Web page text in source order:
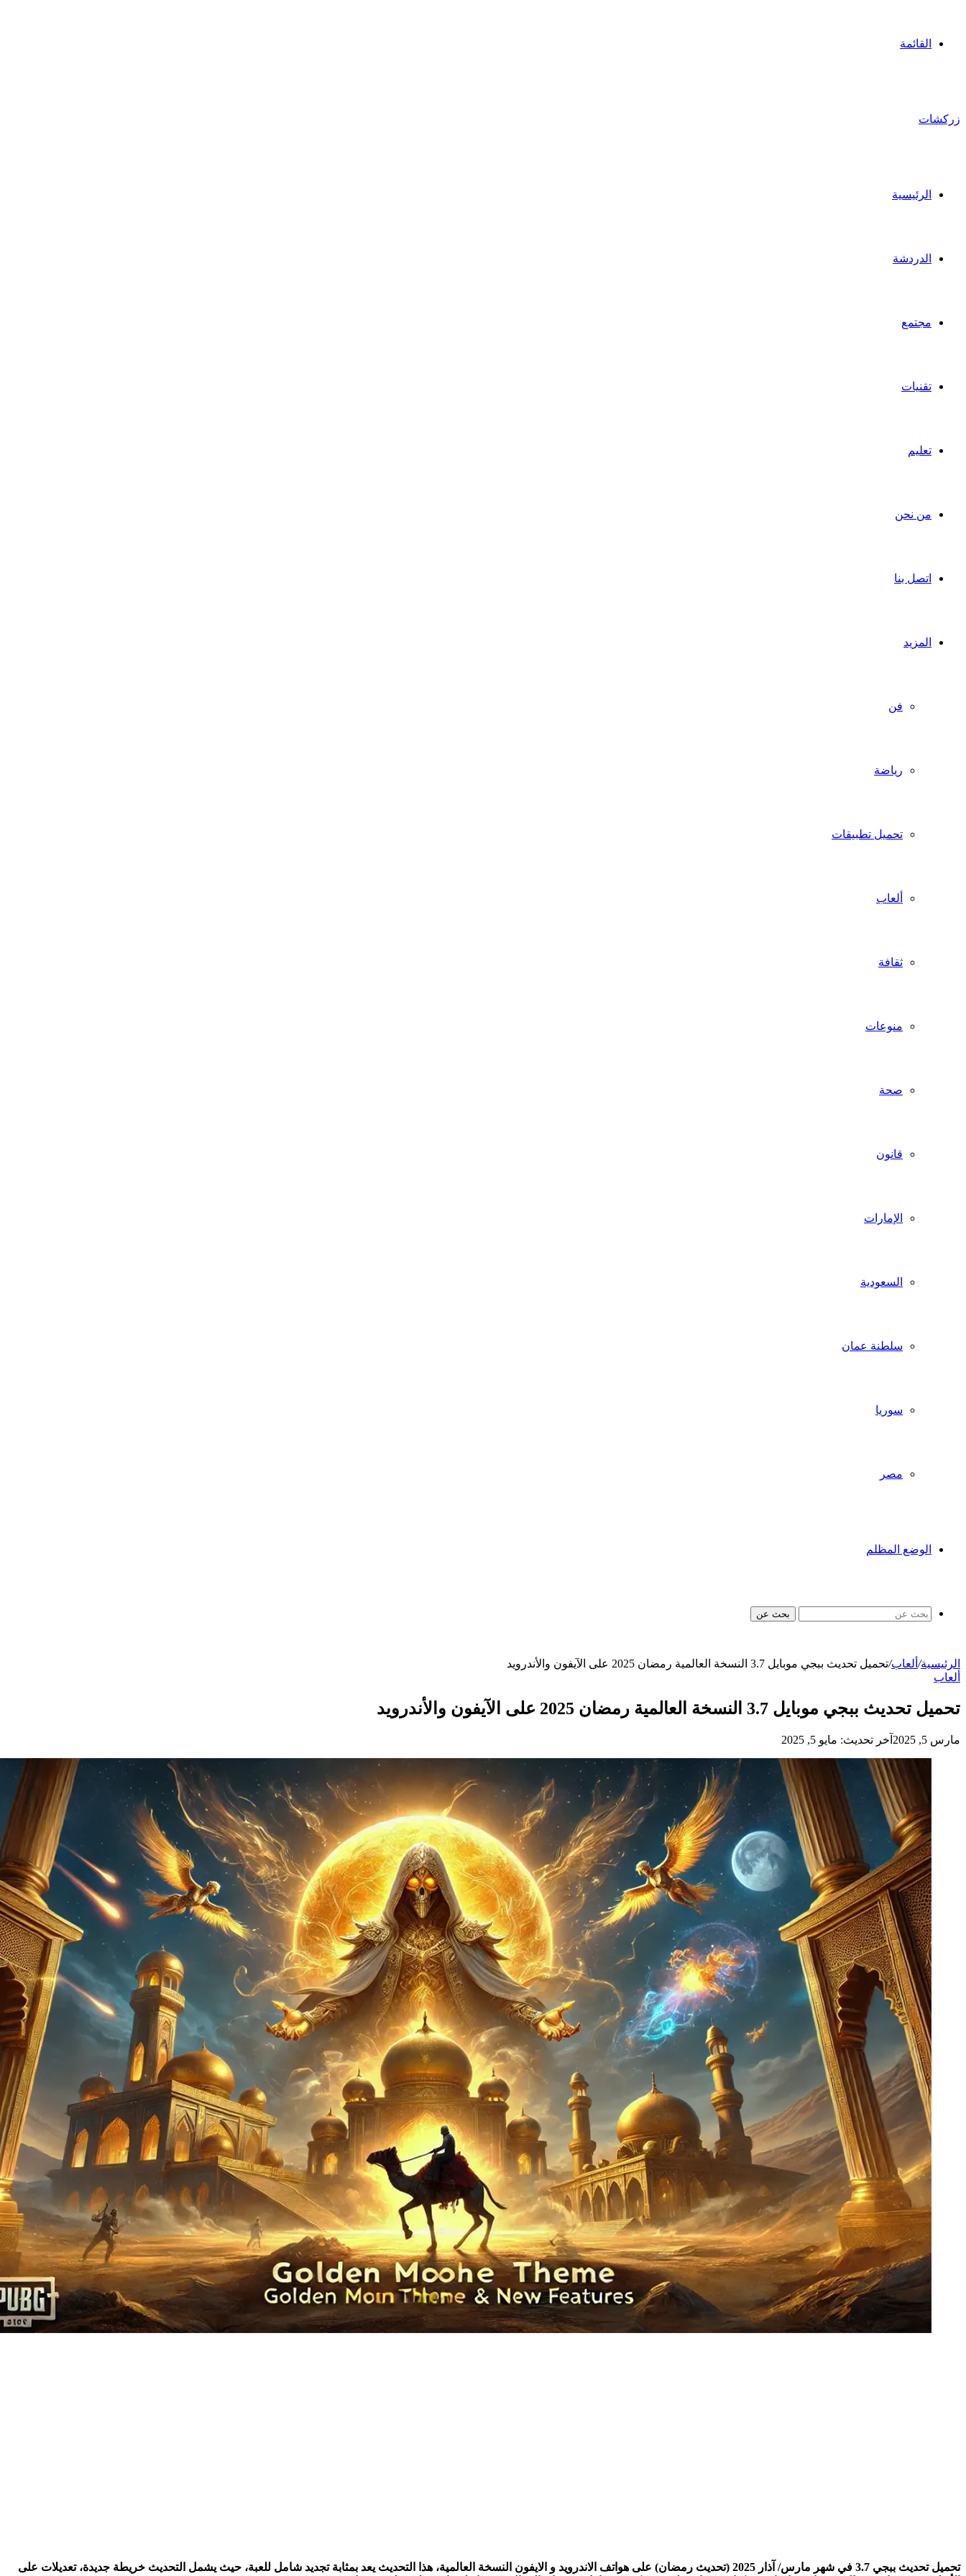
القائمة
زركشات
الرئيسية
الدردشة
مجتمع
تقنيات
تعليم
من نحن
اتصل بنا
المزيد
فن
رياضة
تحميل تطبيقات
ألعاب
ثقافة
منوعات
صحة
قانون
الإمارات
السعودية
سلطنة عمان
سوريا
مصر
الوضع المظلم
بحث عن
الرئيسية/ ألعاب/تحميل تحديث ببجي موبايل 3.7 النسخة العالمية رمضان 2025 على الآيفون والأندرويد
ألعاب
تحميل تحديث ببجي موبايل 3.7 النسخة العالمية رمضان 2025 على الآيفون والأندرويد
مارس 5, 2025 آخر تحديث: مايو 5, 2025
تحميل تحديث ببجي 3.7 في شهر مارس/ آذار 2025 (تحديث رمضان) على هواتف الاندرويد و الايفون النسخة العالمية، هذا التحديث يعد بمثابة تجديد شامل للعبة، حيث يشمل التحديث خريطة جديدة، تعديلات على